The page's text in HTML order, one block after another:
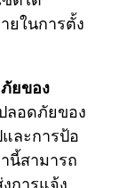
ยในการตั้ง
ยของ
ลอดภัยของ
และการป้อ
นี้สามารถ
การแจ้ง